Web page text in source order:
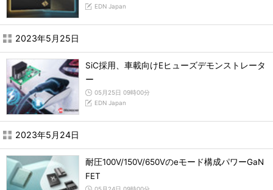
EDN Japan
2023年5月25日
SiC採用、車載向けEヒューズデモンストレータ
ー
05月25日 09時00分
EDN Japan
2023年5月24日
耐圧100V/150V/650Vのeモード構成パワーGaN
FET